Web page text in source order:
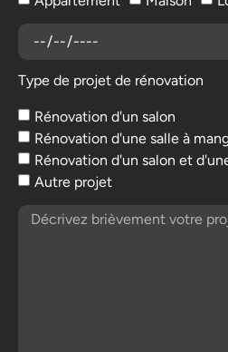
Type de projet de rénovation
Rénovation d'un salon
Rénovation d'une salle à
Rénovation d'un salon et
Autre projet